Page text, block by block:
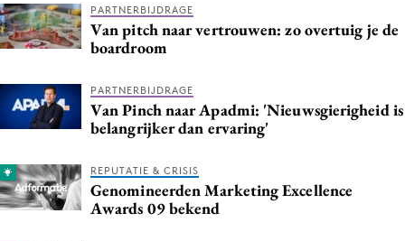
PARTNERBIJDRAGE
Van pitch naar vertrouwen: zo overtuig je de
boardroom
PARTNERBIJDRAGE
Van Pinch naar Apadmi: 'Nieuwsgierigheid is
belangrijker dan ervaring'
REPUTATIE & CRISIS
Genomineerden Marketing Excellence
Awards 09 bekend